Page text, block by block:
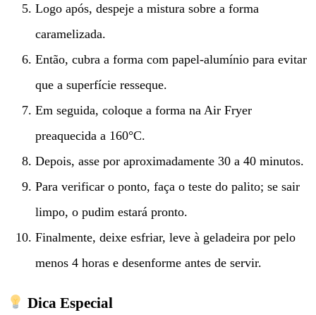
Logo após, despeje a mistura sobre a forma
caramelizada.
Então, cubra a forma com papel-alumínio para evitar
que a superfície resseque.
Em seguida, coloque a forma na Air Fryer
preaquecida a 160°C.
Depois, asse por aproximadamente 30 a 40 minutos.
Para verificar o ponto, faça o teste do palito; se sair
limpo, o pudim estará pronto.
Finalmente, deixe esfriar, leve à geladeira por pelo
menos 4 horas e desenforme antes de servir.
Dica Especial